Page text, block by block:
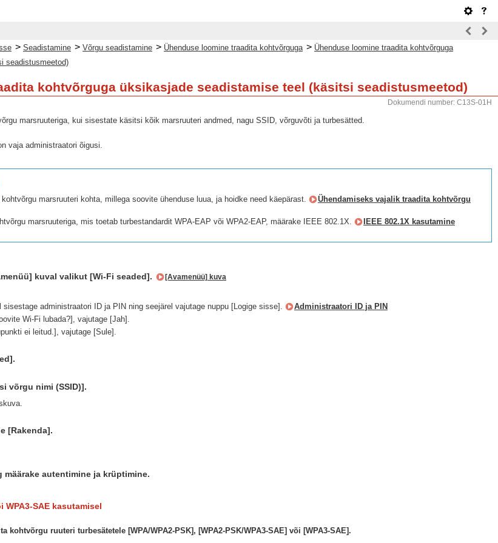
> Seadistamine > Võrgu seadistamine > Ühenduse loomine traadita kohtvõrguga > Ühenduse loomine traadita kohtvõrguga
seadistusmeetod)
kohtvõrguga üksikasjade seadistamise teel (käsitsi seadistusmeetod)
Dokumendi number: C13S-01H
marsruuteriga, kui sisestate käsitsi kõik marsruuteri andmed, nagu SSID, võrguvõti ja turbesätted.
vaja administraatori õigusi.
marsruuteri kohta, millega soovite ühenduse luua, ja hoidke need käepärast.
Ühendamiseks vajalik traadita kohtvõrgu
marsruuteriga, mis toetab turbestandardit WPA-EAP või WPA2-EAP, määrake IEEE 802.1X.
IEEE 802.1X kasutamine
kuval valikut [Wi-Fi seaded]. [Avamenüü] kuva
administraatori ID ja PIN ning seejärel vajutage nuppu [Logige sisse].
Administraatori ID ja PIN
Wi-Fi lubada?], vajutage [Jah].
ei leitud.], vajutage [Sule].
võrgu nimi (SSID)].
[Rakenda].
autentimine ja krüptimine.
WPA3-SAE kasutamisel
kohtvõrgu ruuteri turbesätetele [WPA/WPA2-PSK], [WPA2-PSK/WPA3-SAE] või [WPA3-SAE].